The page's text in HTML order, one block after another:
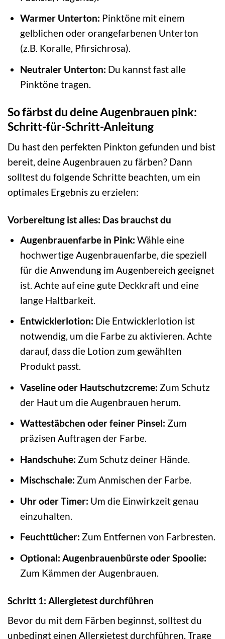
Warmer Unterton: Pinktöne mit einem
gelblichen oder orangefarbenen Unterton
(z.B. Koralle, Pfirsichrosa).
Neutraler Unterton: Du kannst fast alle
Pinktöne tragen.
So färbst du deine Augenbrauen pink:
Schritt-für-Schritt-Anleitung
Du hast den perfekten Pinkton gefunden und bist
bereit, deine Augenbrauen zu färben? Dann
solltest du folgende Schritte beachten, um ein
optimales Ergebnis zu erzielen:
Vorbereitung ist alles: Das brauchst du
Augenbrauenfarbe in Pink: Wähle eine
hochwertige Augenbrauenfarbe, die speziell
für die Anwendung im Augenbereich geeignet
ist. Achte auf eine gute Deckkraft und eine
lange Haltbarkeit.
Entwicklerlotion: Die Entwicklerlotion ist
notwendig, um die Farbe zu aktivieren. Achte
darauf, dass die Lotion zum gewählten
Produkt passt.
Vaseline oder Hautschutzcreme: Zum Schutz
der Haut um die Augenbrauen herum.
Wattestäbchen oder feiner Pinsel: Zum
präzisen Auftragen der Farbe.
Handschuhe: Zum Schutz deiner Hände.
Mischschale: Zum Anmischen der Farbe.
Uhr oder Timer: Um die Einwirkzeit genau
einzuhalten.
Feuchttücher: Zum Entfernen von Farbresten.
Optional: Augenbrauenbürste oder Spoolie:
Zum Kämmen der Augenbrauen.
Schritt 1: Allergietest durchführen
Bevor du mit dem Färben beginnst, solltest du
unbedingt einen Allergietest durchführen. Trage